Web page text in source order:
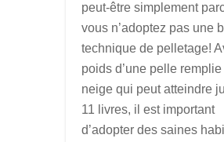
peut-être simplement
vous n’adoptez pas une
technique de pelletage!
poids d’une pelle
neige qui peut atteindre
11 livres, il est important
d’adopter des saines